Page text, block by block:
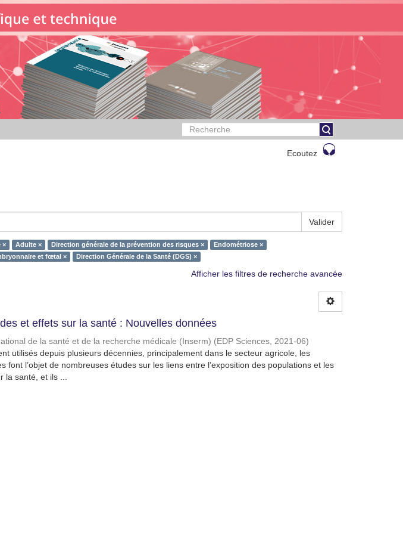
Ecoutez
Valider
× Adulte × Direction générale de la prévention des risques ×
Endométriose ×
et fœtal × Direction Générale de la Santé (DGS) ×
Afficher les filtres de recherche avancée
et effets sur la santé : Nouvelles données
de la santé et de la recherche médicale (Inserm) (EDP Sciences, 2021-06)
utilisés depuis plusieurs décennies, principalement dans le secteur agricole, les
font l’objet de nombreuses études sur les liens entre l’exposition des populations et les
la santé, et ils ...